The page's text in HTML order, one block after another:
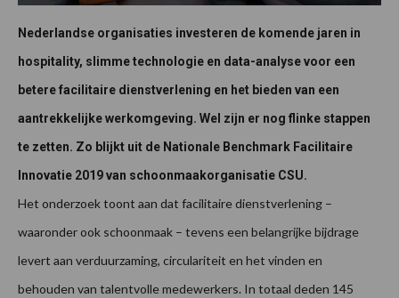
Nederlandse organisaties investeren de komende jaren in
hospitality, slimme technologie en data-analyse voor een
betere facilitaire dienstverlening en het bieden van een
aantrekkelijke werkomgeving. Wel zijn er nog flinke stappen
te zetten. Zo blijkt uit de Nationale Benchmark Facilitaire
Innovatie 2019 van schoonmaakorganisatie CSU.
Het onderzoek toont aan dat facilitaire dienstverlening –
waaronder ook schoonmaak – tevens een belangrijke bijdrage
levert aan verduurzaming, circulariteit en het vinden en
behouden van talentvolle medewerkers. In totaal deden 145